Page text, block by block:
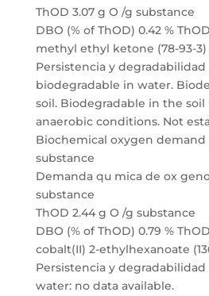
ThOD 3.07 g O /g substance
DBO (% of ThOD) 0.42 % ThOD
methyl ethyl ketone (78-93-3)
Persistencia y degradabilidad
biodegradable in water.
soil. Biodegradable in the soil
anaerobic conditions. Not
Biochemical oxygen demand
substance
Demanda qu mica de ox geno
substance
ThOD 2.44 g O /g substance
DBO (% of ThOD) 0.79 % ThOD
cobalt(II) 2-ethylhexanoate
Persistencia y
water: no data available.